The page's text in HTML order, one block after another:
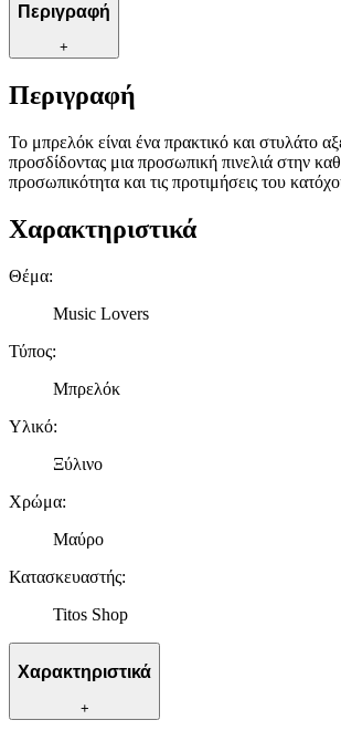
Περιγραφή
+
Περιγραφή
Το μπρελόκ είναι ένα πρακτικό και στυλάτο
προσδίδοντας μια προσωπική πινελιά στην
προσωπικότητα και τις προτιμήσεις του
Χαρακτηριστικά
Θέμα:
Music Lovers
Τύπος:
Μπρελόκ
Υλικό:
Ξύλινο
Χρώμα:
Μαύρο
Κατασκευαστής:
Titos Shop
Χαρακτηριστικά
+